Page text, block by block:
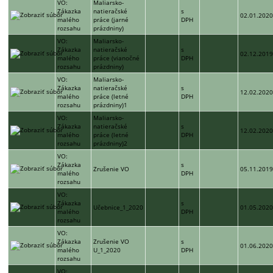
VO:
Zákazka
malého
rozsahu
Maliarsko-
natieračské
práce (jarné
prázdniny)
s
DPH
02.01.2020
VO:
Zákazka
malého
rozsahu
Maliarsko-
natieračské
práce (vianočné
prázdniny)
s
DPH
02.12.2019
VO:
Zákazka
malého
rozsahu
Maliarsko-
natieračské
práce (letné
prázdniny)1
s
DPH
12.02.2020
VO:
Zákazka
malého
rozsahu
Maliarsko-
natieračské
práce (letné
prázdniny)2
s
DPH
12.02.2020
VO:
Zákazka
malého
rozsahu
Zrušenie VO
s
DPH
05.11.2019
VO:
Zákazka
malého
rozsahu
Učebnice_1_2020
s
DPH
01.05.2020
VO:
Zákazka
malého
rozsahu
Zrušenie VO
U_1_2020
s
DPH
01.06.2020